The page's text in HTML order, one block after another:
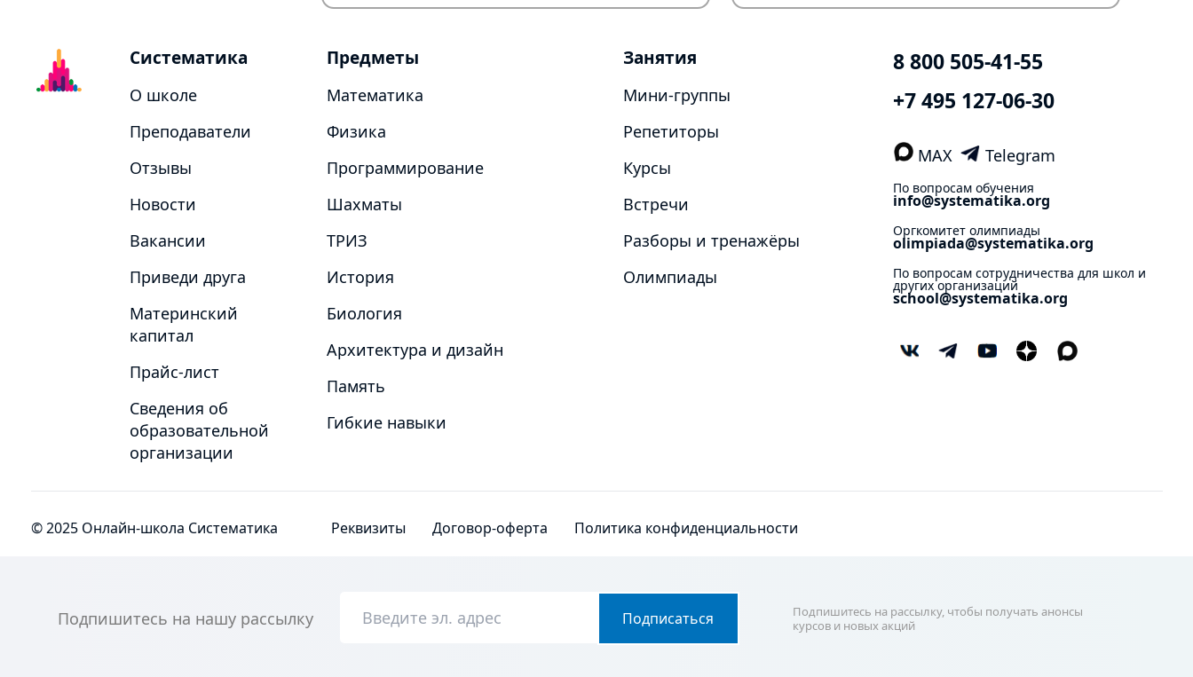
Систематика
О школе
Преподаватели
Отзывы
Новости
Вакансии
Приведи друга
Материнский
капитал
Прайс-лист
Сведения об
образовательной
организации
Предметы
Математика
Физика
Программирование
Шахматы
ТРИЗ
История
Биология
Архитектура и дизайн
Память
Гибкие навыки
Занятия
Мини-группы
Репетиторы
Курсы
Встречи
Разборы и тренажёры
Олимпиады
8 800 505-41-55
+7 495 127-06-30
MAX Telegram
По вопросам обучения
info@systematika.org
Оргкомитет олимпиады
olimpiada@systematika.org
По вопросам сотрудничества для школ и
других организаций
school@systematika.org
© 2025 Онлайн-школа Систематика Реквизиты Договор-оферта Политика конфиденциальности
Подпишитесь на нашу рассылку Подписаться
Подпишитесь на рассылку, чтобы получать анонсы
курсов и новых акций